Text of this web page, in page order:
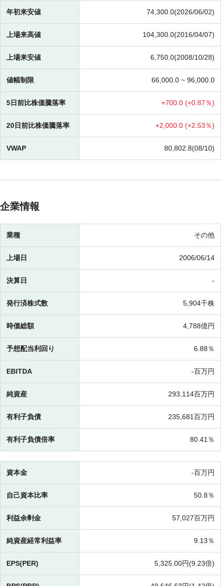
年初来安値 74,300.0(2026/06/02)
上場来高値 104,300.0(2016/04/07)
上場来安値 6,750.0(2008/10/28)
値幅制限 66,000.0 ~ 96,000.0
5日前比株価騰落率 +700.0 (+0.87％)
20日前比株価騰落率 +2,000.0 (+2.53％)
VWAP 80,802.8(08/10)
企業情報
業種 その他
上場日 2006/06/14
決算日 -
発行済株式数 5,904千株
時価総額 4,788億円
予想配当利回り 6.88％
EBITDA -百万円
純資産 293,114百万円
有利子負債 235,681百万円
有利子負債倍率 80.41％
資本金 -百万円
自己資本比率 50.8％
利益余剰金 57,027百万円
純資産経常利益率 9.13％
EPS(PER) 5,325.00円(9.23倍)